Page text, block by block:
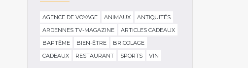
AGENCE DE VOYAGE ANIMAUX
ANTIQUITÉS
ARDENNES TV-MAGAZINE
ARTICLES CADEAUX
BAPTÊME
BIEN-ÊTRE
BRICOLAGE
CADEAUX
RESTAURANT SPORTS VIN